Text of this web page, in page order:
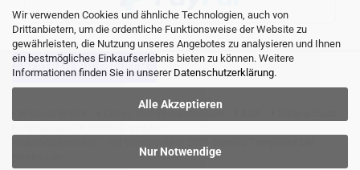
Wir verwenden Cookies und ähnliche Technologien, auch von
Drittanbietern, um die ordentliche Funktionsweise der Website zu
gewährleisten, die Nutzung unseres Angebotes zu analysieren und Ihnen
ein bestmögliches Einkaufserlebnis bieten zu können. Weitere
Informationen finden Sie in unserer Datenschutzerklärung.
Alle Akzeptieren
Nur Notwendige
VERTRAG WIDERRUFEN
Liefer- und Versandkosten